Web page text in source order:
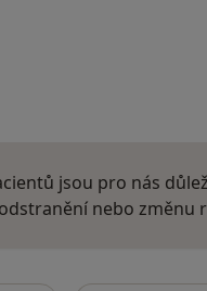
jsou pro nás
nebo změnu